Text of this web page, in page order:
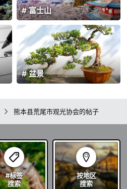
富士山
盆景
熊本县荒尾市观光协会的帖子
#标签
搜索
按地区
搜索